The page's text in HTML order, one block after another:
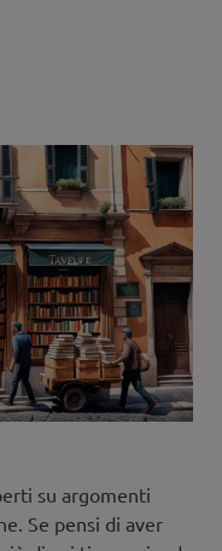
su argomenti
Se pensi di aver